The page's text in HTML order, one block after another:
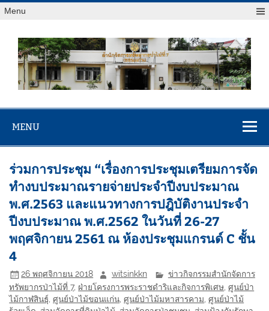
Menu
สจป.ที่ 7
(ขอนแก่น)
MENU
ร่วมการประชุม “เรื่องการประชุมเตรียมการจัด
ทำงบประมาณรายจ่ายประจำปีงบประมาณ
พ.ศ.2563 และแนวทางการปฎิบัติงานประจำ
ปีงบประมาณ พ.ศ.2562 ในวันที่ 26-27
พฤศจิกายน 2561 ณ ห้องประชุมแกรนด์ C ชั้น
4
26 พฤศจิกายน 2018 witsinkkn
ข่าวกิจกรรมสำนักจัดการ
ทรัพยากรป่าไม้ที่ 7, ฝ่ายโครงการพระราชดำริและกิจการพิเศษ ,ศูนย์ป่า
ไม้กาฬสินธุ์ ,ศูนย์ป่าไม้ขอนแก่น ,ศูนย์ป่าไม้มหาสารคาม ,ศูนย์ป่าไม้